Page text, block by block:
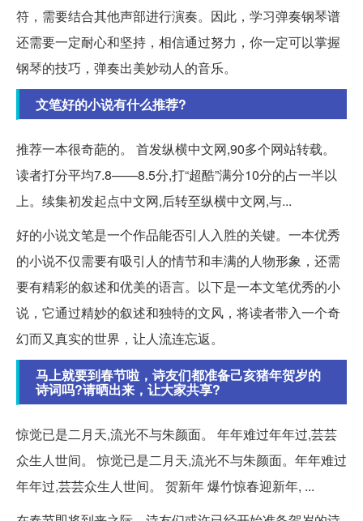
符，需要结合其他声部进行演奏。因此，学习弹奏钢琴谱
还需要一定耐心和坚持，相信通过努力，你一定可以掌握
钢琴的技巧，弹奏出美妙动人的音乐。
文笔好的小说有什么推荐?
推荐一本很奇葩的。 首发纵横中文网,90多个网站转载。
读者打分平均7.8——8.5分,打“超酷”满分10分的占一半以
上。续集初发起点中文网,后转至纵横中文网,与...
好的小说文笔是一个作品能否引人入胜的关键。一本优秀
的小说不仅需要有吸引人的情节和丰满的人物形象，还需
要有精彩的叙述和优美的语言。以下是一本文笔优秀的小
说，它通过精妙的叙述和独特的文风，将读者带入一个奇
幻而又真实的世界，让人流连忘返。
马上就要到春节啦，诗友们都准备己亥猪年贺岁的
诗词吗?请晒出来，让大家共享?
惊觉已是二月天,流光不与朱颜面。 年年难过年年过,芸芸
众生人世间。 惊觉已是二月天,流光不与朱颜面。年年难过
年年过,芸芸众生人世间。 贺新年 爆竹惊春迎新年, ...